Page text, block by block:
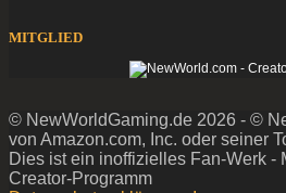
MITGLIED
© NewWorldGaming.de 2026 - ©
von Amazon.com, Inc. oder seiner
Dies ist ein inoffizielles Fan-Werk -
Creator-Programm